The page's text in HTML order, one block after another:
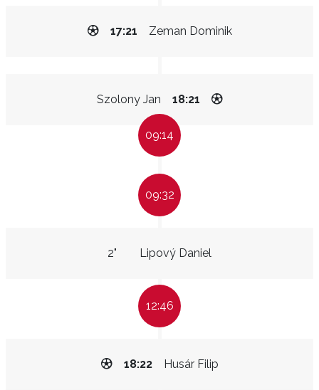
Zeman Dominik
17:21
Szolony Jan 18:21
09:14
09:32
Lipový Daniel
2"
12:46
Husár Filip
18:22